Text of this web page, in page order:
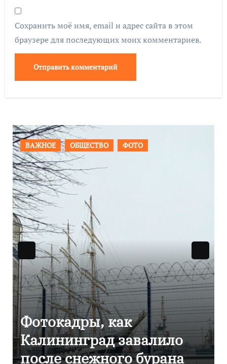
Сохранить моё имя, email и адрес сайта в этом
браузере для последующих моих комментариев.
ПРОИСШЕСТВИЯ ФОТО
Фоторепортаж как в
Калининграде
эвакуировали ТЦ из-за